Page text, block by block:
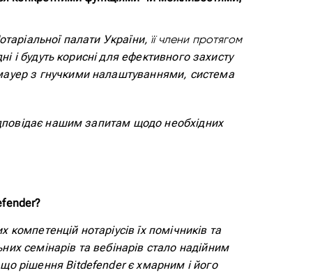
палати України, її члени протягом
і будуть корисні для ефективного захисту
з гнучкими налаштуваннями, система
нашим запитам щодо необхідних
нотаріусів їх помічників та
семінарів та вебінарів стало надійним
рішення Bitdefender є хмарним і його